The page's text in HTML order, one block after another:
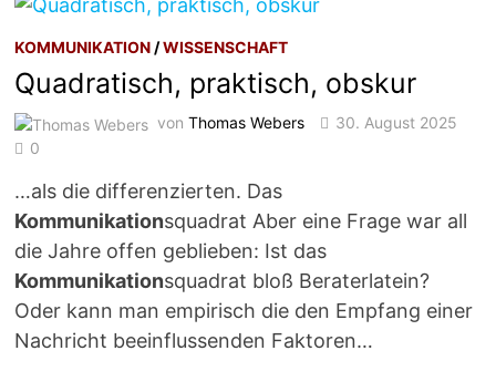
KOMMUNIKATION /WISSENSCHAFT
Quadratisch, praktisch, obskur
vonThomas Webers
30. August 2025
0
…als die differenzierten. Das
Kommunikationsquadrat Aber eine Frage war all
die Jahre offen geblieben: Ist das
Kommunikationsquadrat bloß Beraterlatein?
Oder kann man empirisch die den Empfang einer
Nachricht beeinflussenden Faktoren…